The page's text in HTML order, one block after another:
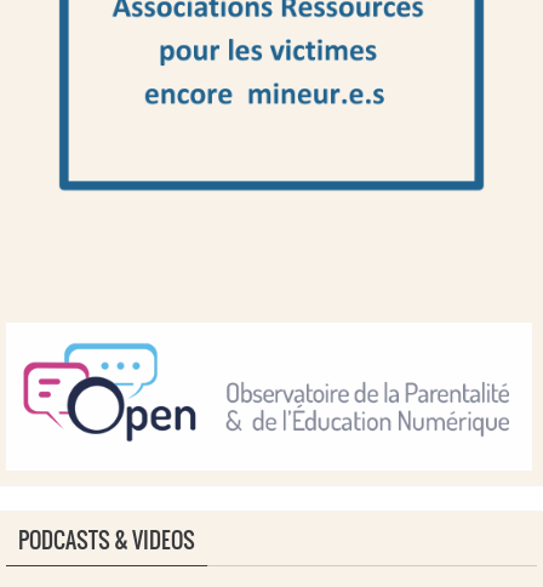
PODCASTS & VIDEOS